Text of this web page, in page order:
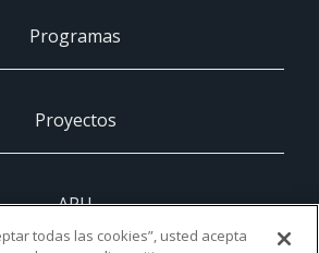
Programas
Proyectos
ARU
todas las cookies”, usted acepta